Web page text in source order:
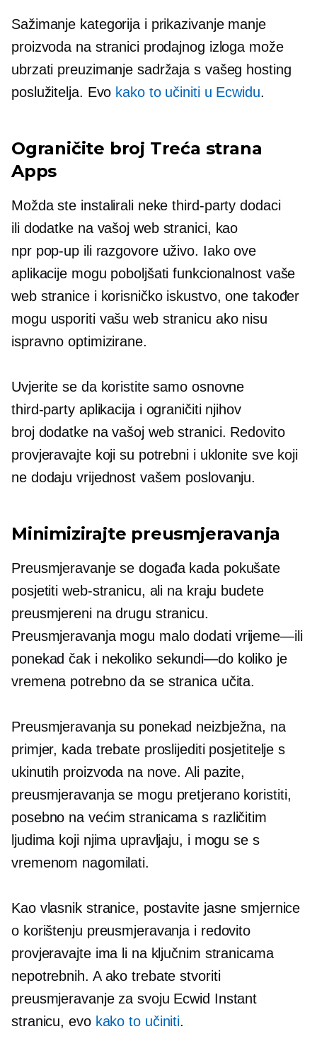
Sažimanje kategorija i prikazivanje manje
proizvoda na stranici prodajnog izloga može
ubrzati preuzimanje sadržaja s vašeg hosting
poslužitelja. Evo kako to učiniti u Ecwidu.
Ograničite broj Treća strana
Apps
Možda ste instalirali nekethird-party dodaci
ili dodatkena vašoj web stranici, kao
npr pop-up ili razgovore uživo. Iako ove
aplikacije mogu poboljšati funkcionalnost vaše
web stranice i korisničko iskustvo, one također
mogu usporiti vašu web stranicu ako nisu
ispravno optimizirane.
Uvjerite se da koristite samo osnovne
third-partyaplikacija i ograničiti njihov
broj dodatkena vašoj web stranici. Redovito
provjeravajte koji su potrebni i uklonite sve koji
ne dodaju vrijednost vašem poslovanju.
Minimizirajte preusmjeravanja
Preusmjeravanje se događa kada pokušate
posjetiti web-stranicu, ali na kraju budete
preusmjereni na drugu stranicu.
Preusmjeravanja mogu malo dodati vrijeme—ili
ponekad čak i nekoliko sekundi—dokoliko je
vremena potrebno da se stranica učita.
Preusmjeravanja su ponekad neizbježna, na
primjer, kada trebate proslijediti posjetitelje s
ukinutih proizvoda na nove. Ali pazite,
preusmjeravanja se mogu pretjerano koristiti,
posebno na većim stranicama s različitim
ljudima koji njima upravljaju, i mogu se s
vremenom nagomilati.
Kao vlasnik stranice, postavite jasne smjernice
o korištenju preusmjeravanja i redovito
provjeravajte ima li na ključnim stranicama
nepotrebnih. A ako trebate stvoriti
preusmjeravanje za svoju Ecwid Instant
stranicu, evo kako to učiniti.